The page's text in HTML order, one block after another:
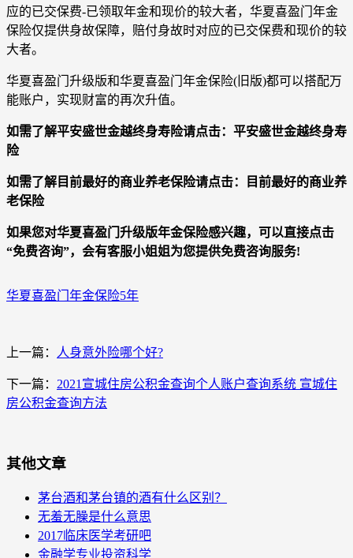
应的已交保费-已领取年金和现价的较大者，华夏喜盈门年金
保险仅提供身故保障，赔付身故时对应的已交保费和现价的较
大者。
华夏喜盈门升级版和华夏喜盈门年金保险(旧版)都可以搭配万
能账户，实现财富的再次升值。
如需了解平安盛世金越终身寿险请点击：平安盛世金越终身寿
险
如需了解目前最好的商业养老保险请点击：目前最好的商业养
老保险
如果您对华夏喜盈门升级版年金保险感兴趣，可以直接点击
“免费咨询”，会有客服小姐姐为您提供免费咨询服务!
华夏喜盈门年金保险5年
上一篇： 人身意外险哪个好?
下一篇： 2021宣城住房公积金查询个人账户查询系统 宣城住
房公积金查询方法
其他文章
茅台酒和茅台镇的酒有什么区别？
无羞无臊是什么意思
2017临床医学考研吧
金融学专业投资科学